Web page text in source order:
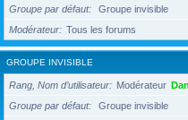
Groupe par défaut
Groupe invisible
Modérateur
Tous les forums
GROUPE INVISIBLE
Rang, Nom d’utilisateur Modérateur
Groupe par défaut
Groupe invisible